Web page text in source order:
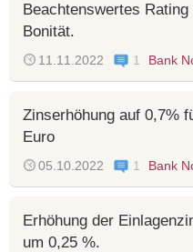
Beachtenswertes
Bonität.
11.11.2022 1 Bank
Zinserhöhung auf 0,7%
Euro
05.10.2022 1 Bank
Erhöhung der
um 0,25 %.